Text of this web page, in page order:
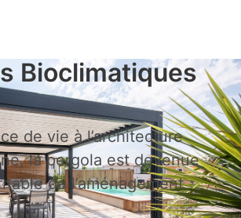
Bioclimatiques
de vie à l’architecture
la pergola est devenue
de l’aménagement